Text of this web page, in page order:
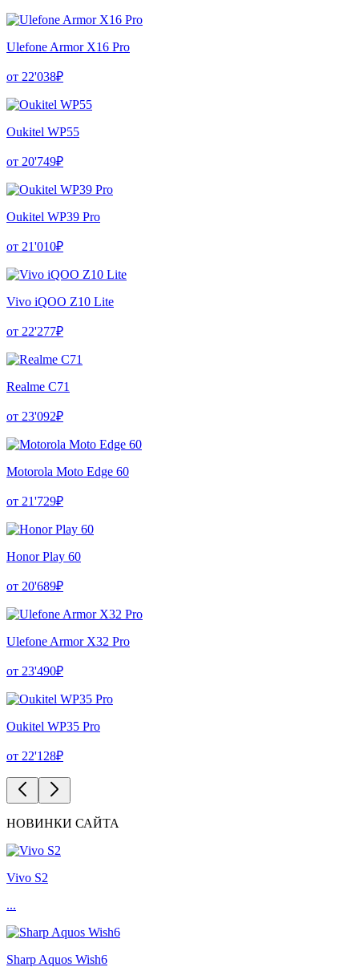
Ulefone Armor X16 Pro
от 22'038₽
Oukitel WP55
от 20'749₽
Oukitel WP39 Pro
от 21'010₽
Vivo iQOO Z10 Lite
от 22'277₽
Realme C71
от 23'092₽
Motorola Moto Edge 60
от 21'729₽
Honor Play 60
от 20'689₽
Ulefone Armor X32 Pro
от 23'490₽
Oukitel WP35 Pro
от 22'128₽
НОВИНКИ САЙТА
Vivo S2
...
Sharp Aquos Wish6